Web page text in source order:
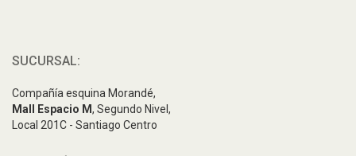
SUCURSAL:
Compañía esquina Morandé,
Mall Espacio M, Segundo Nivel,
Local 201C - Santiago Centro